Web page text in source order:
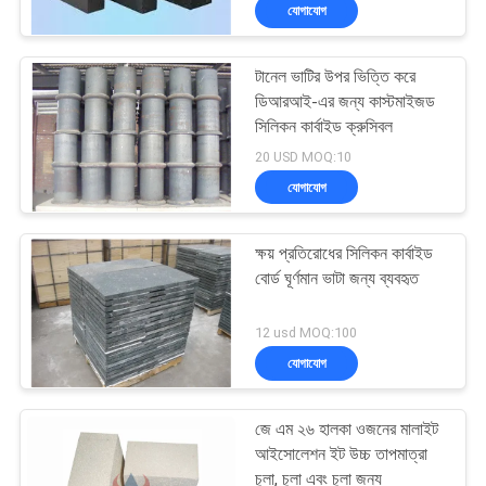
নিয়ন্ত্রণ
আমাদের
সাথে
যোগাযোগ
খবর
মামলা
সাইট
ম্যাপ
সিলিকা অবাধ্য ইট
57
ক্লে অন্তরক ইট
যোগাযোগ
টানেল ভাটির উপর ভিত্তি করে
ডিআরআই-এর জন্য কাস্টমাইজড
সিলিকন কার্বাইড ক্রুসিবল
20 USD MOQ:10
যোগাযোগ
ক্ষয় প্রতিরোধের সিলিকন কার্বাইড
বোর্ড ঘূর্ণমান ভাটা জন্য ব্যবহৃত
12 usd MOQ:100
যোগাযোগ
জে এম ২৬ হালকা ওজনের মালাইট
আইসোলেশন ইট উচ্চ তাপমাত্রা
চুলা, চুলা এবং চুলা জন্য